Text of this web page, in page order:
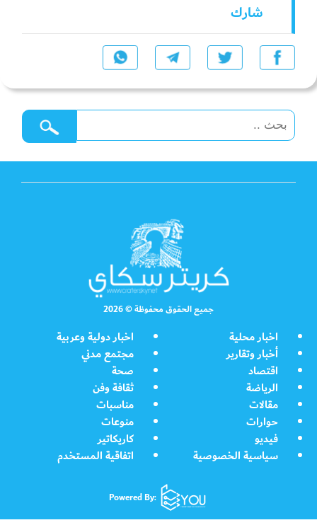
شارك
جميع الحقوق محفوظة © 2026
اخبار محلية
اخبار دولية وعربية
أخبار وتقارير
مجتمع مدني
اقتصاد
صحة
الرياضة
ثقافة وفن
مقالات
مناسبات
حوارات
منوعات
فيديو
كاريكاتير
سياسية الخصوصية
اتفاقية المستخدم
Powered By: